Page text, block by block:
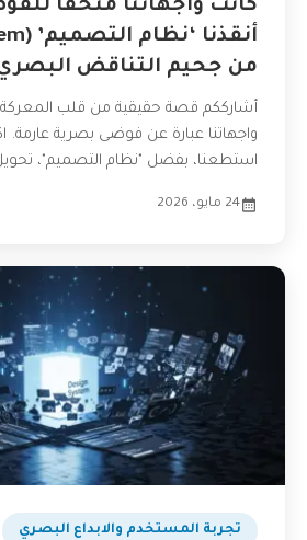
كانت واجهاتنا متحفاً
من جحيم التناقض
أشارككم قصة حقيقية من قلب المعركة
واجهاتنا عبارة عن فوضى بصرية عارمة.
استطعنا، بفضل "نظام التصميم"،
24 مايو، 2026
تجربة المستخدم والابداع البصري